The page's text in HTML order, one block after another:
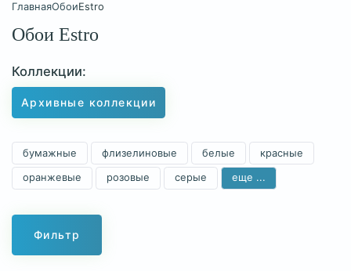
ГлавнаяОбоиEstro
Обои Estro
Коллекции:
Архивные коллекции
бумажные флизелиновые белые красные
оранжевые розовые серые еще ...
Фильтр